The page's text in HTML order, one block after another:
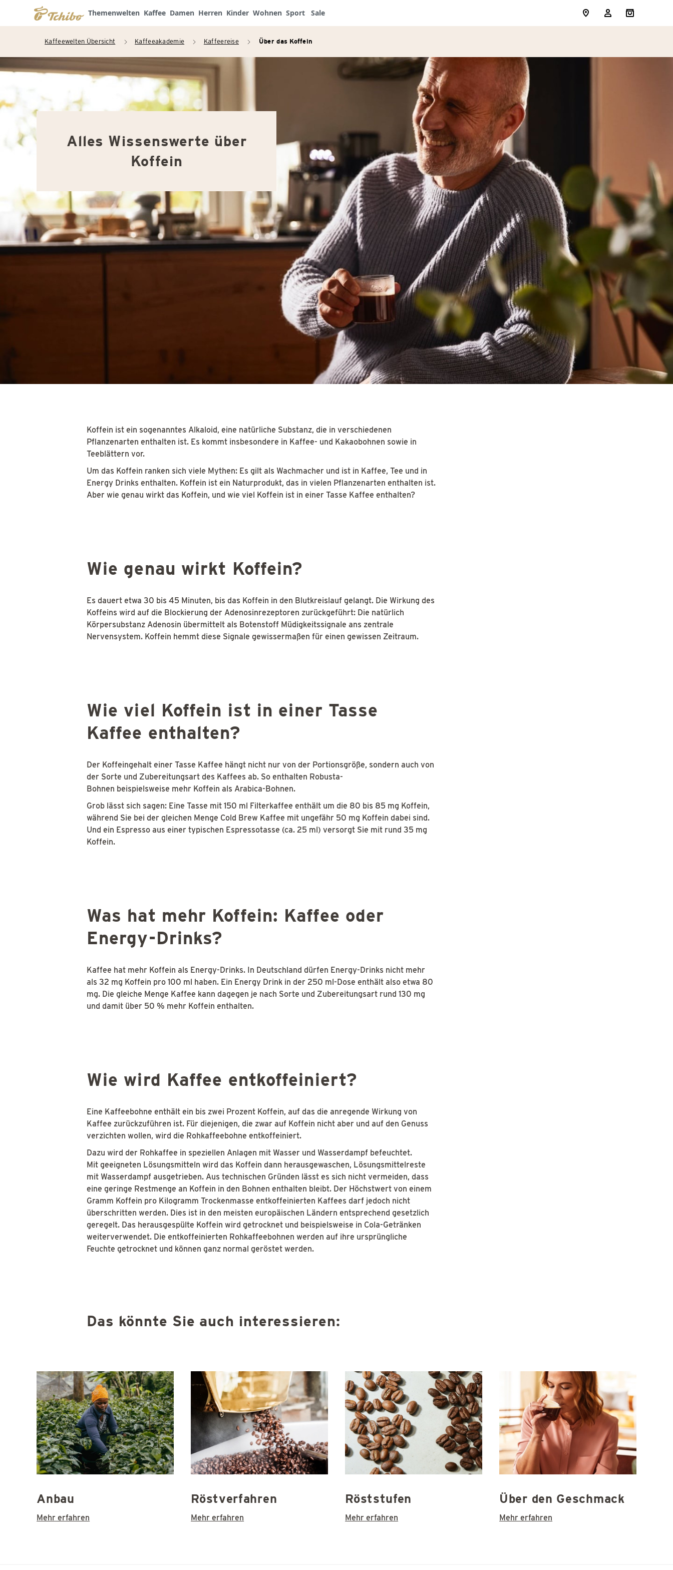
Themenwelten Kaffee Damen Herren Kinder Wohnen Sport Sale
Kaffeewelten Übersicht arrow_right Kaffeeakademie arrow_right Kaffeereise arrow_right Über das Koffein
Alles Wissenswerte über
Koffein
Koffein ist ein sogenanntes Alkaloid, eine natürliche Substanz, die in verschiedenen
Pflanzenarten enthalten ist. Es kommt insbesondere in Kaffee- und Kakaobohnen sowie in
Teeblättern vor.
Um das Koffein ranken sich viele Mythen: Es gilt als Wachmacher und ist in Kaffee, Tee und in
Energy Drinks enthalten. Koffein ist ein Naturprodukt, das in vielen Pflanzenarten enthalten ist.
Aber wie genau wirkt das Koffein, und wie viel Koffein ist in einer Tasse Kaffee enthalten?
Wie genau wirkt Koffein?
Es dauert etwa 30 bis 45 Minuten, bis das Koffein in den Blutkreislauf gelangt. Die Wirkung des
Koffeins wird auf die Blockierung der Adenosinrezeptoren zurückgeführt: Die natürlich
Körpersubstanz Adenosin übermittelt als Botenstoff Müdigkeitssignale ans zentrale
Nervensystem. Koffein hemmt diese Signale gewissermaßen für einen gewissen Zeitraum.
Wie viel Koffein ist in einer Tasse
Kaffee enthalten?
Der Koffeingehalt einer Tasse Kaffee hängt nicht nur von der Portionsgröße, sondern auch von
der Sorte und Zubereitungsart des Kaffees ab. So enthalten Robusta-
Bohnen beispielsweise mehr Koffein als Arabica-Bohnen.
Grob lässt sich sagen: Eine Tasse mit 150 ml Filterkaffee enthält um die 80 bis 85 mg Koffein,
während Sie bei der gleichen Menge Cold Brew Kaffee mit ungefähr 50 mg Koffein dabei sind.
Und ein Espresso aus einer typischen Espressotasse (ca. 25 ml) versorgt Sie mit rund 35 mg
Koffein.
Was hat mehr Koffein: Kaffee oder
Energy-Drinks?
Kaffee hat mehr Koffein als Energy-Drinks. In Deutschland dürfen Energy-Drinks nicht mehr
als 32 mg Koffein pro 100 ml haben. Ein Energy Drink in der 250 ml-Dose enthält also etwa 80
mg. Die gleiche Menge Kaffee kann dagegen je nach Sorte und Zubereitungsart rund 130 mg
und damit über 50 % mehr Koffein enthalten.
Wie wird Kaffee entkoffeiniert?
Eine Kaffeebohne enthält ein bis zwei Prozent Koffein, auf das die anregende Wirkung von
Kaffee zurückzuführen ist. Für diejenigen, die zwar auf Koffein nicht aber und auf den Genuss
verzichten wollen, wird die Rohkaffeebohne entkoffeiniert.
Dazu wird der Rohkaffee in speziellen Anlagen mit Wasser und Wasserdampf befeuchtet.
Mit geeigneten Lösungsmitteln wird das Koffein dann herausgewaschen, Lösungsmittelreste
mit Wasserdampf ausgetrieben. Aus technischen Gründen lässt es sich nicht vermeiden, dass
eine geringe Restmenge an Koffein in den Bohnen enthalten bleibt. Der Höchstwert von einem
Gramm Koffein pro Kilogramm Trockenmasse entkoffeinierten Kaffees darf jedoch nicht
überschritten werden. Dies ist in den meisten europäischen Ländern entsprechend gesetzlich
geregelt. Das herausgespülte Koffein wird getrocknet und beispielsweise in Cola-Getränken
weiterverwendet. Die entkoffeinierten Rohkaffeebohnen werden auf ihre ursprüngliche
Feuchte getrocknet und können ganz normal geröstet werden.
Das könnte Sie auch interessieren:
Anbau
Mehr erfahren
Röstverfahren
Mehr erfahren
Röststufen
Mehr erfahren
Über den Geschmack
Mehr erfahren